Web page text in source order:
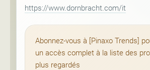
https://www.dornbracht.com/it
Abonnez-vous à [Pinaxo Trends]
un accès complet à la liste des
plus regardés